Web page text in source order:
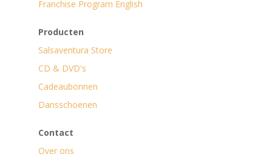
Franchise Program English
Producten
Salsaventura Store
CD & DVD's
Cadeaubonnen
Dansschoenen
Contact
Over ons